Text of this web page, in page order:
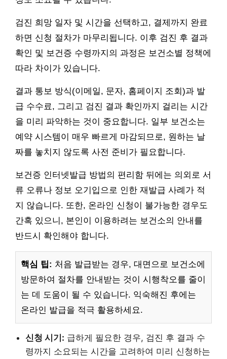
검진 희망 일자 및 시간을 선택하고, 결제까지 완료
하면 신청 절차가 마무리됩니다. 이후 검진 후 결과
확인 및 보건증 수령까지의 과정은 보건소별 정책에
따라 차이가 있습니다.
결과 통보 방식(이메일, 문자, 홈페이지 조회)과 발
급 수수료, 그리고 검진 결과 확인까지 걸리는 시간
을 미리 파악하는 것이 중요합니다. 일부 보건소는
예약 시스템이 매우 빠르게 마감되므로, 원하는 날
짜를 놓치지 않도록 사전 준비가 필요합니다.
보건증 인터넷발급 방법의 편리함 뒤에는 의외로 서
류 오류나 정보 오기입으로 인한 재발급 사례가 적
지 않습니다. 또한, 온라인 신청이 불가능한 경우도
간혹 있으니, 본인이 이용하려는 보건소의 안내를
반드시 확인해야 합니다.
핵심 팁: 처음 발급받는 경우, 대면으로 보건소에
방문하여 절차를 안내받는 것이 시행착오를 줄이
는 데 도움이 될 수 있습니다. 익숙해진 후에는
온라인 발급을 적극 활용하세요.
신청 시기: 급하게 필요한 경우, 검진 후 결과 수
령까지 소요되는 시간을 고려하여 미리 신청하는